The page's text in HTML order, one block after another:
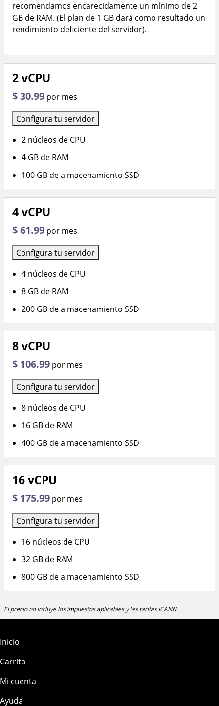
recomendamos encarecidamente un mínimo de 2
GB de RAM. (El plan de 1 GB dará como resultado un
rendimiento deficiente del servidor).
2 vCPU
$ 30.99 por mes
Configura tu servidor
2 núcleos de CPU
4 GB de RAM
100 GB de almacenamiento SSD
4 vCPU
$ 61.99 por mes
Configura tu servidor
4 núcleos de CPU
8 GB de RAM
200 GB de almacenamiento SSD
8 vCPU
$ 106.99 por mes
Configura tu servidor
8 núcleos de CPU
16 GB de RAM
400 GB de almacenamiento SSD
16 vCPU
$ 175.99 por mes
Configura tu servidor
16 núcleos de CPU
32 GB de RAM
800 GB de almacenamiento SSD
El precio no incluye los impuestos aplicables y las tarifas ICANN.
Inicio
Carrito
Mi cuenta
Ayuda